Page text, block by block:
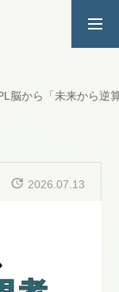
脳から「未来から逆
2026.07.13